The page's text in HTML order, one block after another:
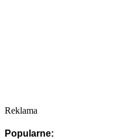
Reklama
Popularne: